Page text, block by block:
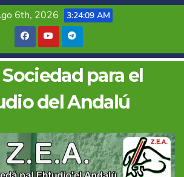
6th, 2026 3:24:10 AM
Sociedad para el
del Andalú